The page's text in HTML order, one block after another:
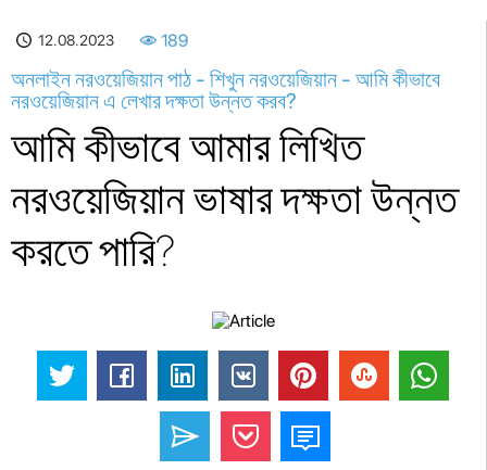
12.08.2023 189
অনলাইন নরওয়েজিয়ান পাঠ - শিখুন নরওয়েজিয়ান - আমি কীভাবে
নরওয়েজিয়ান এ লেখার দক্ষতা উন্নত করব?
আমি কীভাবে আমার লিখিত
নরওয়েজিয়ান ভাষার দক্ষতা উন্নত
করতে পারি?